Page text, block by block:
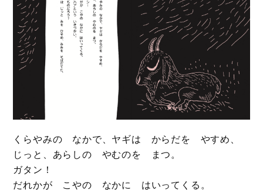
くらやみの なかで、ヤギは からだを やすめ、
じっと、あらしの やむのを まつ。
ガタン！
だれかが こやの なかに はいってくる。